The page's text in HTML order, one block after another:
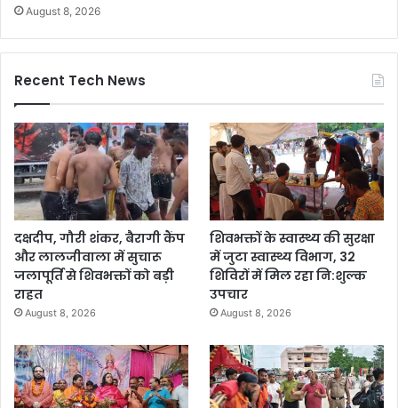
August 8, 2026
Recent Tech News
दक्षदीप, गौरी शंकर, बैरागी कैंप
और लालजीवाला में सुचारू
जलापूर्ति से शिवभक्तों को बड़ी
राहत
August 8, 2026
शिवभक्तों के स्वास्थ्य की सुरक्षा
में जुटा स्वास्थ्य विभाग, 32
शिविरों में मिल रहा नि:शुल्क
उपचार
August 8, 2026